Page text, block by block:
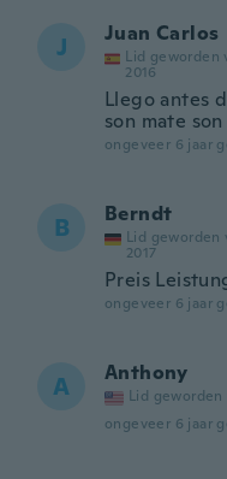
J Juan Carlos
Lid geworden
2016
Llego antes
son mate
ongeveer 6 jaar
B Berndt
Lid geworden
2017
Preis
ongeveer 6 jaar
A Anthony
Lid geworden
ongeveer 6 jaar